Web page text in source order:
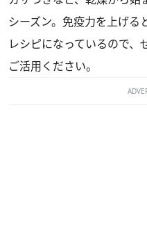
シーズン。免疫力を上げる
レシピになっているので
ご活用ください。